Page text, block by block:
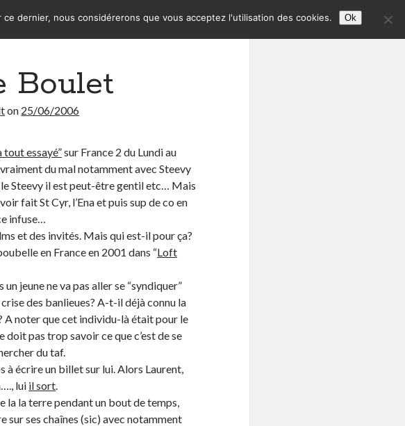
Boulet
on 25/06/2006
tout essayé”sur France 2 du Lundi au
vraiment du mal notamment avec Steevy
Steevy il est peut-être gentil etc… Mais
fait St Cyr, l’Ena et puis sup de co en
infuse…
et des invités. Mais qui est-il pour ça?
en France en 2001 dans “Loft
jeune ne va pas aller se “syndiquer”
des banlieues? A-t-il déjà connu la
A noter que cet individu-là était pour le
doit pas trop savoir ce que c’est de se
du taf.
à écrire un billet sur lui. Alors Laurent,
lui il sort.
la la terre pendant un bout de temps,
ses chaînes (sic) avec notamment
dernier, nous considérerons que vous acceptez l'utilisation des cookies. Ok